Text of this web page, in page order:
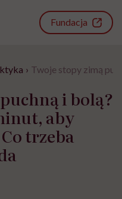
Fundacja
› Twoje stopy zimą
i bolą?
aby
trzeba